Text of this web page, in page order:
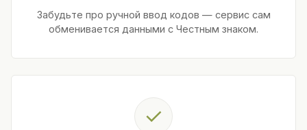
Забудьте про ручной ввод кодов — сервис сам
обменивается данными с Честным знаком.
✓